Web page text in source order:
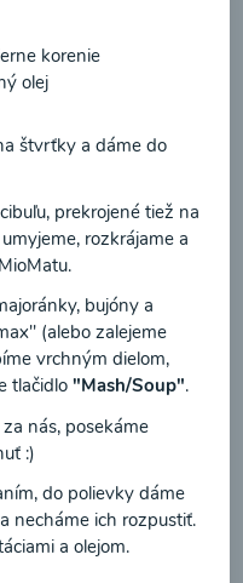
korenie
olej
štvrťky a dáme do
prekrojené tiež na
rozkrájame a
bujóny a
(alebo zalejeme
vrchným dielom,
tlačidlo"Mash/Soup".
nás, posekáme
:)
do polievky dáme
necháme ich rozpustiť.
a olejom.
osobných